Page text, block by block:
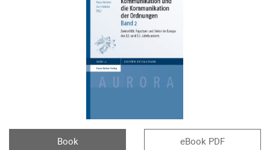
Book eBook PDF